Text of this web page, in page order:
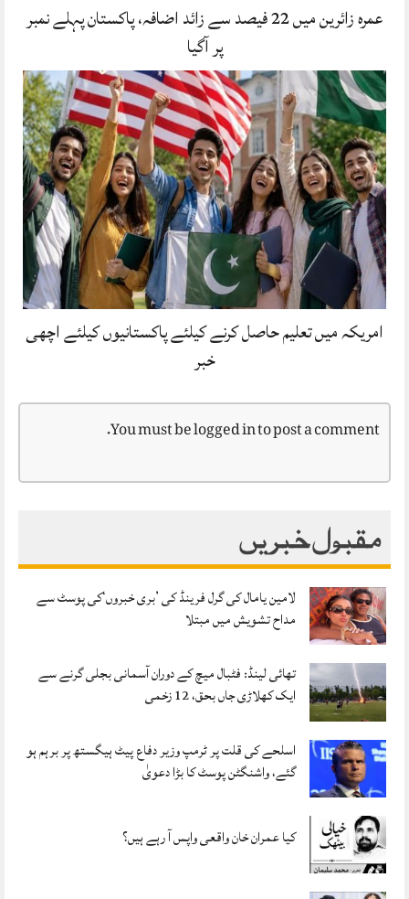
عمرہ زائرین میں 22 فیصد سے زائد اضافہ، پاکستان پہلے نمبر
پر آگیا
امریکہ میں تعلیم حاصل کرنے کیلئے پاکستانیوں کیلئے اچھی
خبر
You must belogged into post a comment.
مقبول خبریں
لامین یامال کی گرل فرینڈ کی ’بری خبروں‘کی پوسٹ سے
مداح تشویش میں مبتلا
تھائی لینڈ: فٹبال میچ کے دوران آسمانی بجلی گرنے سے
ایک کھلاڑی جاں بحق، 12 زخمی
اسلحے کی قلت پر ٹرمپ وزیر دفاع پیٹ ہیگستھ پر برہم ہو
گئے، واشنگٹن پوسٹ کا بڑا دعویٰ
کیا عمران خان واقعی واپس آ رہے ہیں؟